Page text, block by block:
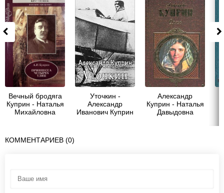
Вечный бродяга
Куприн - Наталья
Михайловна
Уточкин -
Александр
Иванович Куприн
Александр
Куприн - Наталья
Давыдовна
КОММЕНТАРИЕВ (0)